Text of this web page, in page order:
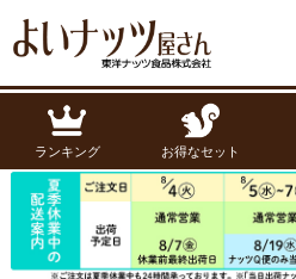
ランキング お得なセット